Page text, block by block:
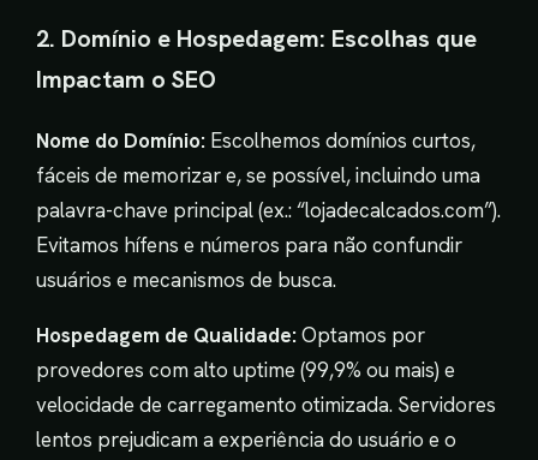
2. Domínio e Hospedagem: Escolhas que
Impactam o SEO
Nome do Domínio: Escolhemos domínios curtos,
fáceis de memorizar e, se possível, incluindo uma
palavra-chave principal (ex.: “lojadecalcados.com”).
Evitamos hífens e números para não confundir
usuários e mecanismos de busca.
Hospedagem de Qualidade:Optamos por
provedores com alto uptime (99,9% ou mais) e
velocidade de carregamento otimizada. Servidores
lentos prejudicam a experiência do usuário e o